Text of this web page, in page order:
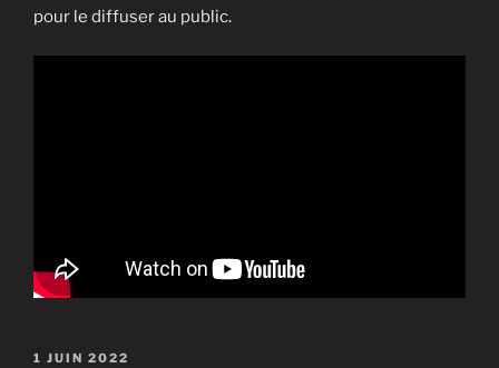
pour le diffuser au public.
PUBLIÉ
1 JUIN 2022